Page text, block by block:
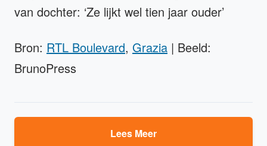
van dochter: ‘Ze lijkt wel tien jaar ouder’
Bron: RTL Boulevard, Grazia | Beeld:
BrunoPress
Lees Meer